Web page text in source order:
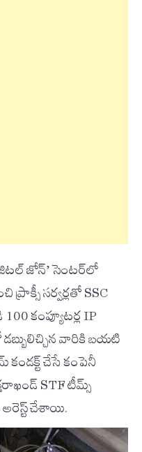
జోన్’ సెంటర్‌లో
సర్వర్లతో SSC
కంప్యూటర్ల IP
డబ్బులిచ్చిన వారికి బయటి
కండక్ట్ చేసే కంపెనీ
STF టీమ్స్
అరెస్ట్ చేశాయి.